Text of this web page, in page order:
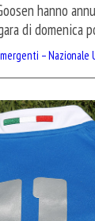
hanno
di domenica
– Nazionale